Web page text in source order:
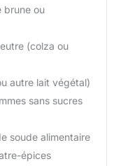
brune ou
(colza ou
autre lait végétal)
sans sucres
soude alimentaire
épices